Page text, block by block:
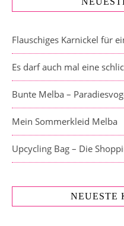
Flauschiges Karnickel für
Es darf auch mal eine
Bunte Melba –
Mein Sommerkleid Melba
Upcycling Bag – Die
NEUESTE